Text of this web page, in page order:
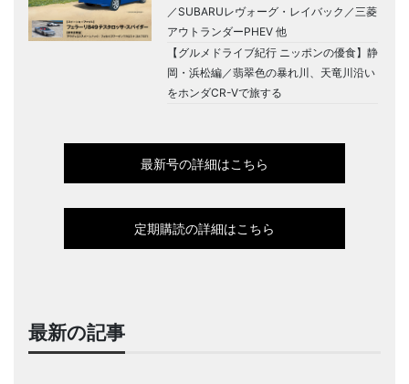
／SUBARUレヴォーグ・レイバック／三菱
アウトランダーPHEV 他
【グルメドライブ紀行 ニッポンの優食】静
岡・浜松編／翡翠色の暴れ川、天竜川沿い
をホンダCR-Vで旅する
最新号の詳細はこちら
定期購読の詳細はこちら
最新の記事